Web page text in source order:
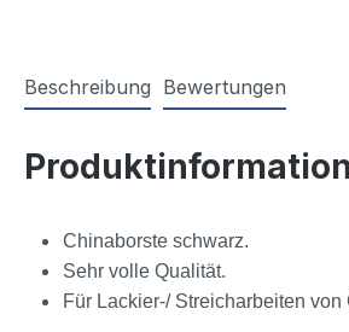
Beschreibung Bewertungen
Chinaborste schwarz.
Sehr volle Qualität.
Für Lackier-/ Streicharbeiten